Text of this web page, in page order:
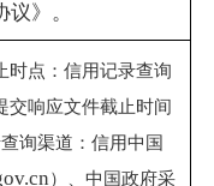
》。
点：信用记录查询
交响应文件截止时间
询渠道：信用中国
）、中国政府采